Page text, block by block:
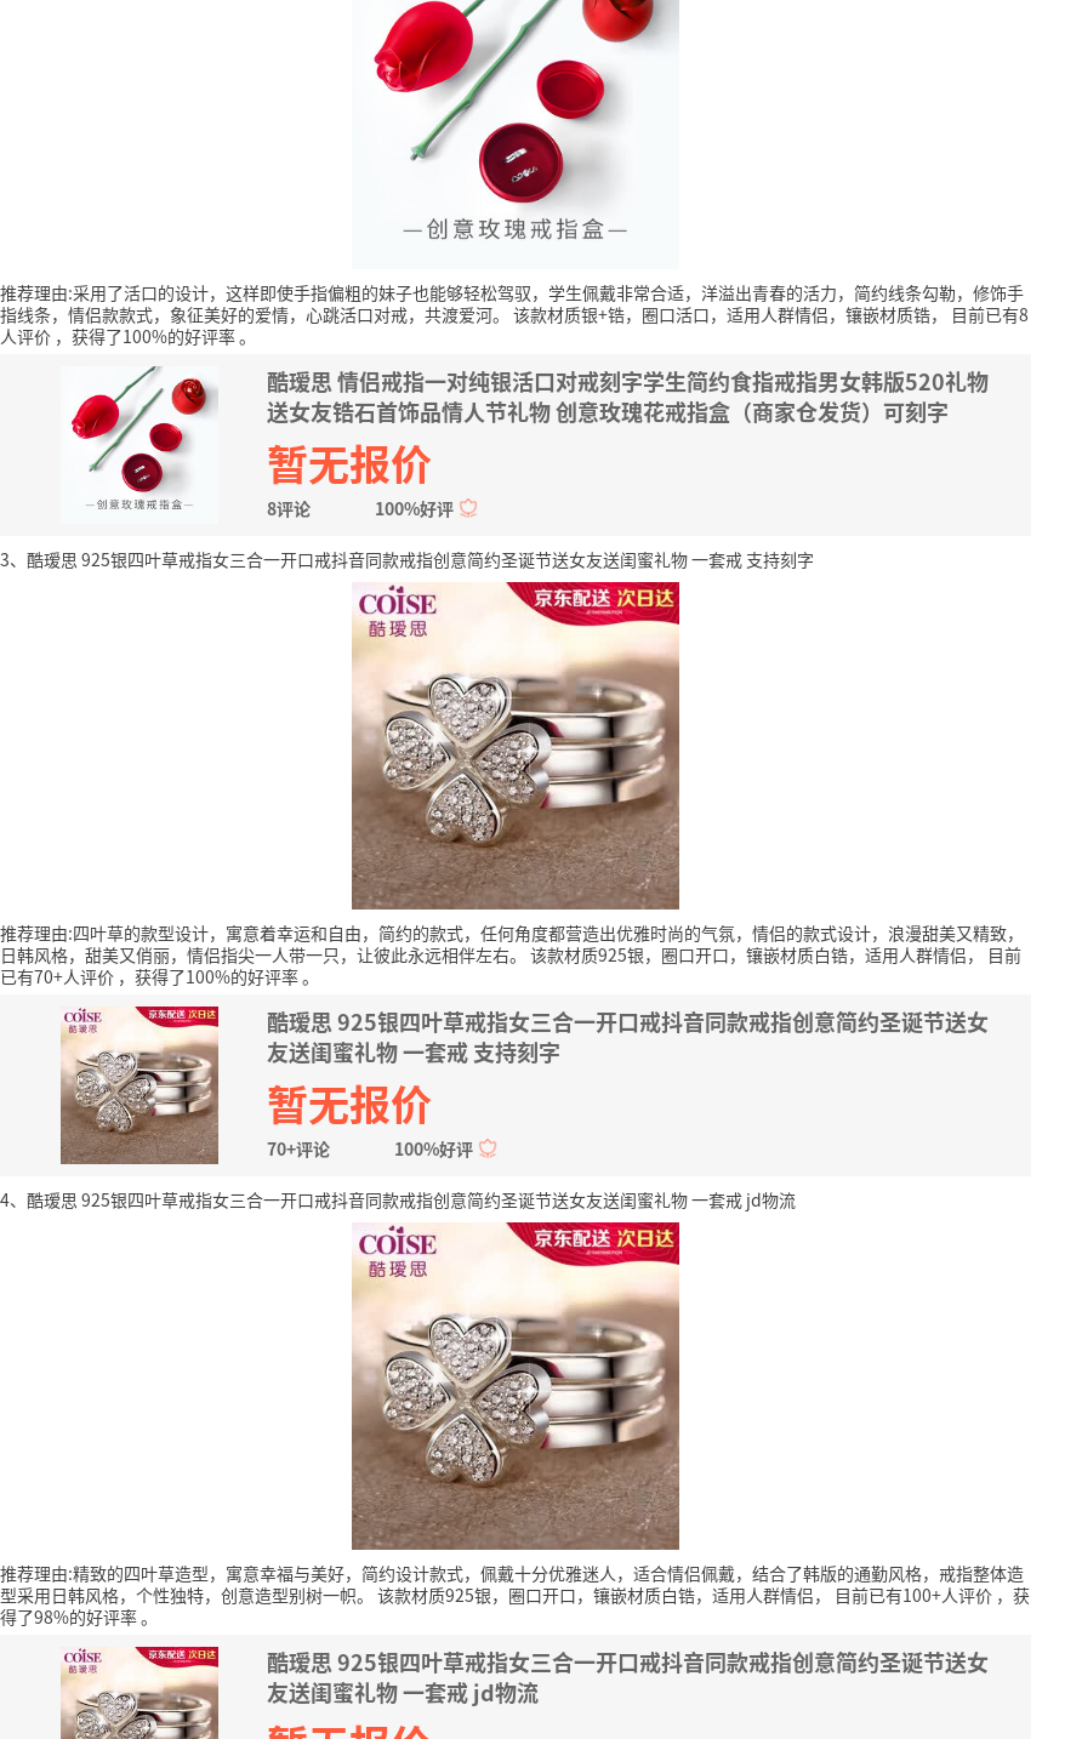
推荐理由:采用了活口的设计，这样即使手指偏粗的妹子也能够轻松驾驭，学生佩戴非常合适，洋溢出青春的活力，简约线条勾勒，修饰手
指线条，情侣款款式，象征美好的爱情，心跳活口对戒，共渡爱河。 该款材质银+锆，圈口活口，适用人群情侣，镶嵌材质锆，
目前已有8
人评价 ，获得了100%的好评率。
酷瑷思 情侣戒指一对纯银活口对戒刻字学生简约食指戒指男女韩版520礼物
送女友锆石首饰品情人节礼物 创意玫瑰花戒指盒（商家仓发货）可刻字
暂无报价
8评论 100%好评
3、酷瑷思 925银四叶草戒指女三合一开口戒抖音同款戒指创意简约圣诞节送女友送闺蜜礼物 一套戒 支持刻字
推荐理由:四叶草的款型设计，寓意着幸运和自由，简约的款式，任何角度都营造出优雅时尚的气氛，情侣的款式设计，浪漫甜美又精致，
日韩风格，甜美又俏丽，情侣指尖一人带一只，让彼此永远相伴左右。 该款材质925银，圈口开口，镶嵌材质白锆，适用人群情侣，
目前
已有70+人评价 ，获得了100%的好评率。
酷瑷思 925银四叶草戒指女三合一开口戒抖音同款戒指创意简约圣诞节送女
友送闺蜜礼物 一套戒 支持刻字
暂无报价
70+评论 100%好评
4、酷瑷思 925银四叶草戒指女三合一开口戒抖音同款戒指创意简约圣诞节送女友送闺蜜礼物 一套戒 jd物流
推荐理由:精致的四叶草造型，寓意幸福与美好，简约设计款式，佩戴十分优雅迷人，适合情侣佩戴，结合了韩版的通勤风格，戒指整体造
型采用日韩风格，个性独特，创意造型别树一帜。 该款材质925银，圈口开口，镶嵌材质白锆，适用人群情侣， 目前已有100+人评价 ，获
得了98%的好评率。
酷瑷思 925银四叶草戒指女三合一开口戒抖音同款戒指创意简约圣诞节送女
友送闺蜜礼物 一套戒 jd物流